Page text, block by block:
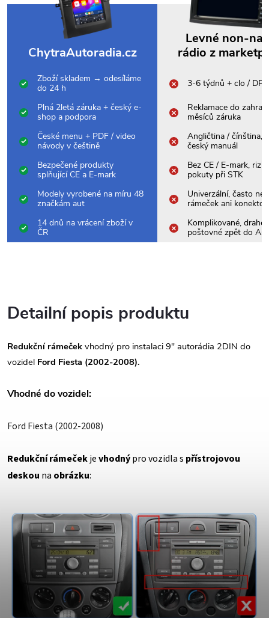
ChytraAutoradia.cz
Levné non-
rádio z
Zboží skladem → odesíláme
do 24 h
3-6 týdnů + clo /
Plná 2letá záruka + český e-
shop a podpora
Reklamace do
měsíců záruka
České menu + PDF / video
návody v češtině
Angličtina / čínština,
český manuál
Bezpečené produkty
splňující CE a E-mark
Bez CE / E-mark,
pokuty při STK
Modely vyrobené na míru 48
značkám aut
Univerzální, často
rámeček ani konektor
14 dnů na vrácení zboží v
ČR
Komplikované, drahé
poštovné zpět do
Detailní popis produktu
Redukční rámeček vhodný pro instalaci 9" autorádia 2DIN do
vozidel Ford Fiesta (2002-2008).
Vhodné do vozidel:
Ford Fiesta (2002-2008)
Redukční rámečekjevhodnýpro vozidla s přístrojovou
deskou na obrázku: